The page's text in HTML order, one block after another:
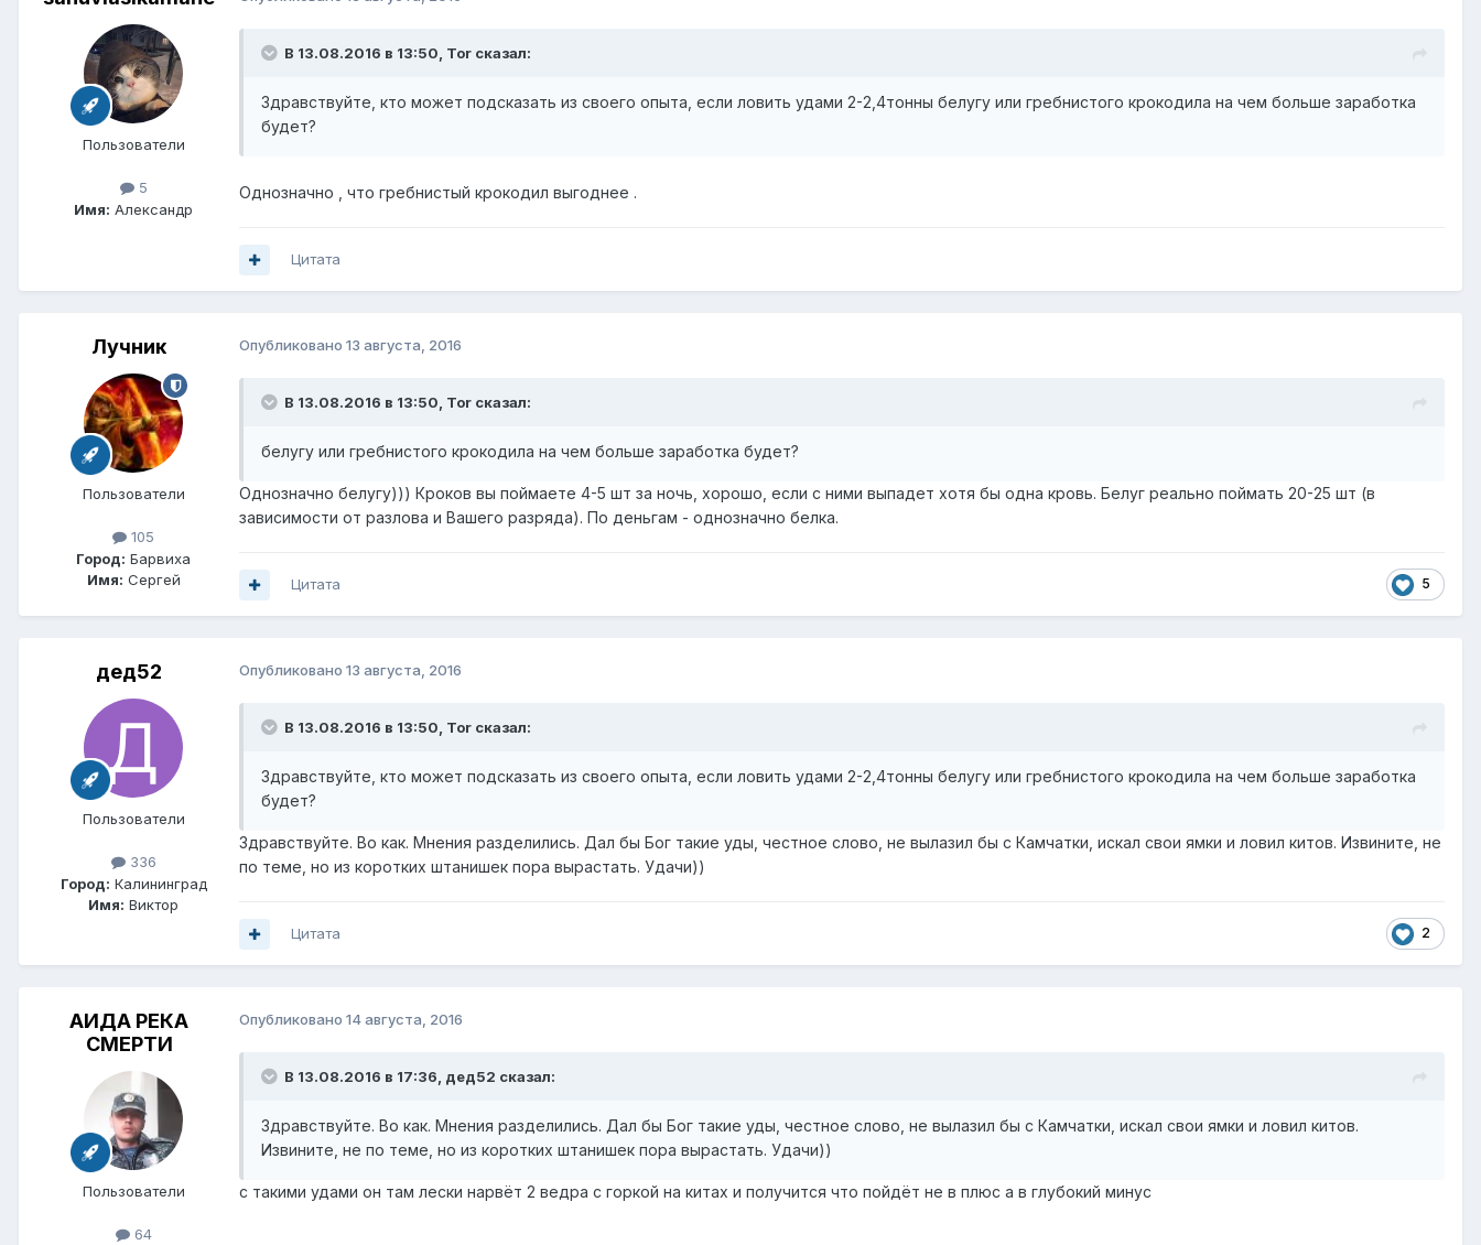
Пользователи
5
Имя: Александр
В 13.08.2016 в 13:50, Tor сказал:
Здравствуйте, кто может подсказать из своего опыта, если ловить удами 2-2,4тонны белугу или гребнистого крокодила на чем больше заработка
будет?
Однозначно , что гребнистый крокодил выгоднее .
Цитата
Лучник
Пользователи
105
Город: Барвиха
Имя: Сергей
Опубликовано 13 августа, 2016
В 13.08.2016 в 13:50, Tor сказал:
белугу или гребнистого крокодила на чем больше заработка будет?
Однозначно белугу))) Кроков вы поймаете 4-5 шт за ночь, хорошо, если с ними выпадет хотя бы одна кровь. Белуг реально поймать 20-25 шт (в
зависимости от разлова и Вашего разряда). По деньгам - однозначно белка.
5
Цитата
дед52
Пользователи
336
Город: Калининград
Имя: Виктор
Опубликовано 13 августа, 2016
В 13.08.2016 в 13:50, Tor сказал:
Здравствуйте, кто может подсказать из своего опыта, если ловить удами 2-2,4тонны белугу или гребнистого крокодила на чем больше заработка
будет?
Здравствуйте. Во как. Мнения разделились. Дал бы Бог такие уды, честное слово, не вылазил бы с Камчатки, искал свои ямки и ловил китов. Извините, не
по теме, но из коротких штанишек пора вырастать. Удачи))
2
Цитата
АИДА РЕКА
СМЕРТИ
Пользователи
64
Опубликовано 14 августа, 2016
В 13.08.2016 в 17:36, дед52 сказал:
Здравствуйте. Во как. Мнения разделились. Дал бы Бог такие уды, честное слово, не вылазил бы с Камчатки, искал свои ямки и ловил китов.
Извините, не по теме, но из коротких штанишек пора вырастать. Удачи))
с такими удами он там лески нарвёт 2 ведра с горкой на китах и получится что пойдёт не в плюс а в глубокий минус